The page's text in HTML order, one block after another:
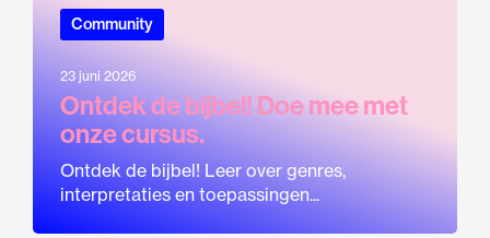
Community
23 juni 2026
Ontdek de bijbel! Doe mee met
onze cursus.
Ontdek de bijbel! Leer over genres,
interpretaties en toepassingen...